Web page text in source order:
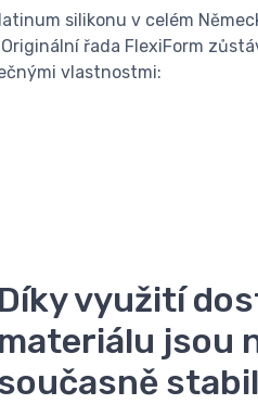
silikonu v celém
řada FlexiForm
vlastnostmi:
Díky využití
materiálu jsou